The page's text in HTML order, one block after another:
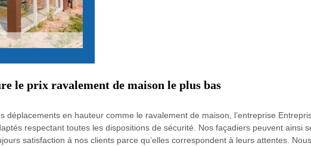
le prix ravalement de maison le plus bas
déplacements en hauteur comme le ravalement de maison, l’entreprise
respectant toutes les dispositions de sécurité. Nos façadiers peuvent ainsi
satisfaction à nos clients parce qu’elles correspondent à leurs attentes.